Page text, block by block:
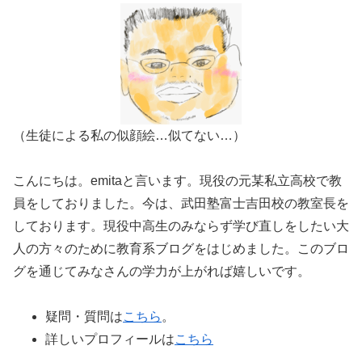
（生徒による私の似顔絵…似てない…）
こんにちは。emitaと言います。現役の元某私立高校で教
員をしておりました。今は、武田塾富士吉田校の教室長を
しております。現役中高生のみならず学び直しをしたい大
人の方々のために教育系ブログをはじめました。このブロ
グを通じてみなさんの学力が上がれば嬉しいです。
疑問・質問はこちら 。
詳しいプロフィールはこちら